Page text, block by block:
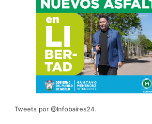
Tweets por @Infobaires24.